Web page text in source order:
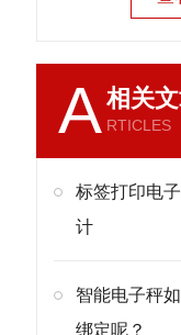
A相关
RTICLES
标签打印电
计
智能电子秤
绑定呢？